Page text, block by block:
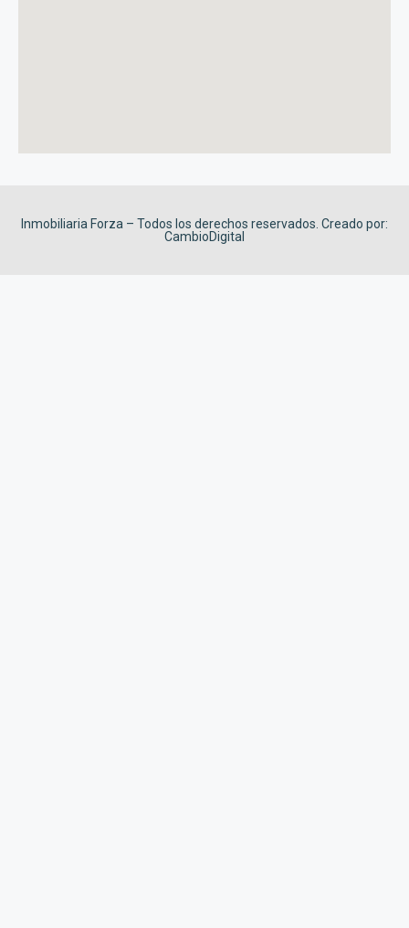
Inmobiliaria Forza – Todos los derechos reservados. Creado por:
CambioDigital